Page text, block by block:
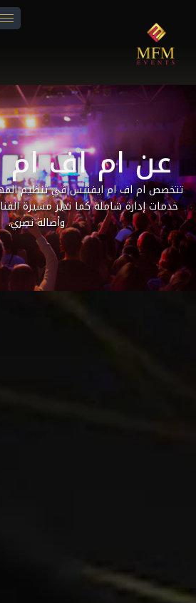
عن ام اف ام
ام اف ام ايفنتس في تنظيم
خدمات إدارة شاملة كما ندير مسيرة
وأصالة نصري.